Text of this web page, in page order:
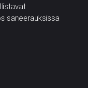
saneerauksissa